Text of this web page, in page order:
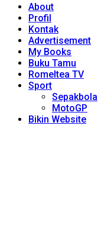
About
Profil
Kontak
Advertisement
My Books
Buku Tamu
Romeltea TV
Sport
Sepakbola
MotoGP
Bikin Website